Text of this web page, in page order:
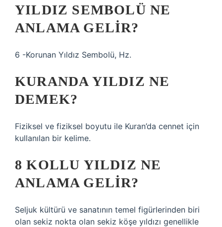
YILDIZ SEMBOLÜ NE
ANLAMA GELIR?
6 -Korunan Yıldız Sembolü, Hz.
KURANDA YILDIZ NE
DEMEK?
Fiziksel ve fiziksel boyutu ile Kuran’da cennet için
kullanılan bir kelime.
8 KOLLU YILDIZ NE
ANLAMA GELIR?
Seljuk kültürü ve sanatının temel figürlerinden biri
olan sekiz nokta olan sekiz köşe yıldızı genellikle